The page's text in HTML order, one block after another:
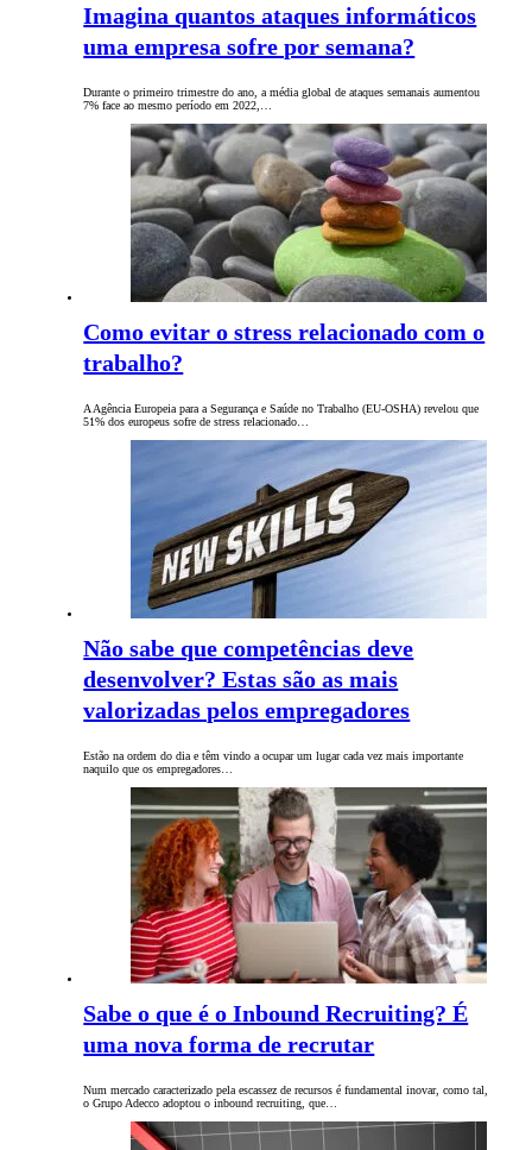
Imagina quantos ataques informáticos
uma empresa sofre por semana?
Durante o primeiro trimestre do ano, a média global de ataques semanais aumentou
7% face ao mesmo período em 2022,…
Como evitar o stress relacionado com o
trabalho?
A Agência Europeia para a Segurança e Saúde no Trabalho (EU-OSHA) revelou que
51% dos europeus sofre de stress relacionado…
Não sabe que competências deve
desenvolver? Estas são as mais
valorizadas pelos empregadores
Estão na ordem do dia e têm vindo a ocupar um lugar cada vez mais importante
naquilo que os empregadores…
Sabe o que é o Inbound Recruiting? É
uma nova forma de recrutar
Num mercado caracterizado pela escassez de recursos é fundamental inovar, como tal,
o Grupo Adecco adoptou o inbound recruiting, que…